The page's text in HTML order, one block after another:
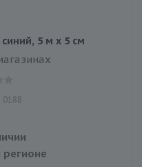
5 м х 5 см
0188